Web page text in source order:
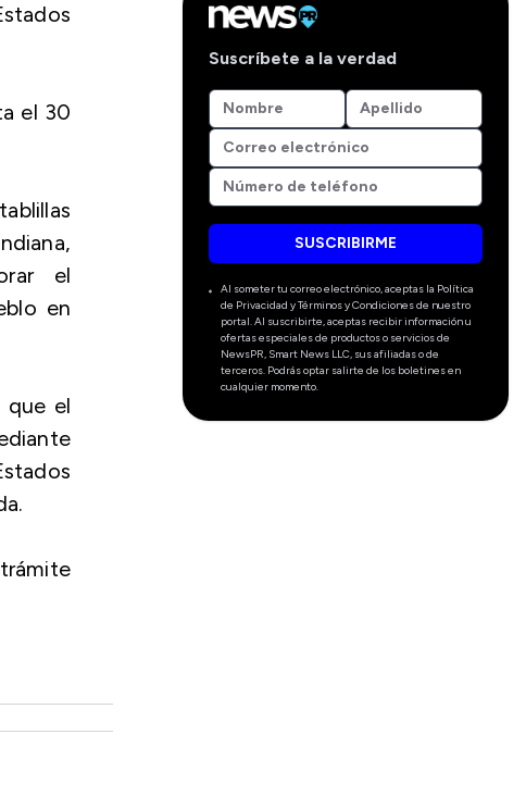
el 30
el
en
que el
Suscríbete a la verdad
SUSCRIBIRME
Al someter tu correo electrónico, aceptas la Política
de Privacidad y Términos y Condiciones de nuestro
portal. Al suscribirte, aceptas recibir información u
ofertas especiales de productos o servicios de
NewsPR, Smart News LLC, sus afiliadas o de
terceros. Podrás optar salirte de los boletines en
cualquier momento.